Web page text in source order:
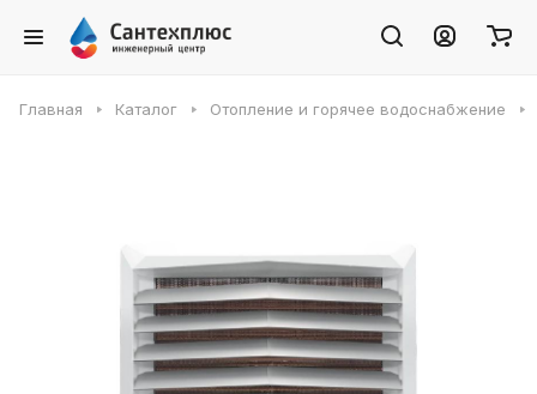
Главная Каталог Отопление и горячее водоснабжение